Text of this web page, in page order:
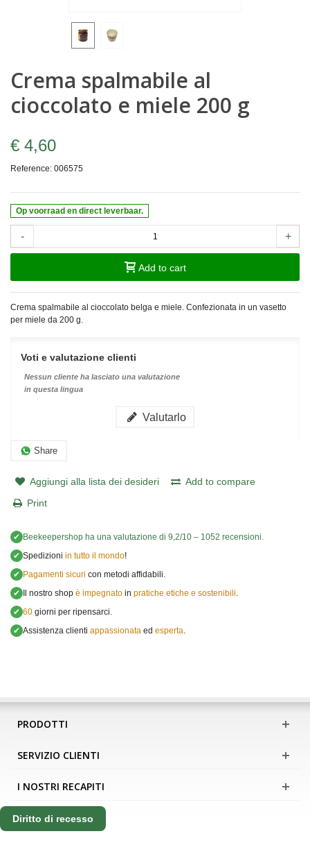
Crema spalmabile al
cioccolato e miele 200 g
€ 4,60
Reference: 006575
Op voorraad en direct leverbaar.
- +
Add to cart
Crema spalmabile al cioccolato belga e miele. Confezionata in un vasetto
per miele da 200 g.
Voti e valutazione clienti
Nessun cliente ha lasciato una valutazione
in questa lingua
Valutarlo
Share
Aggiungi alla lista dei desideri
Add to compare
Print
✔ Beekeepershop ha una valutazione di 9,2/10 – 1052 recensioni.
✔ Spedizioni in tutto il mondo!
✔ Pagamenti sicuri con metodi affidabili.
✔
Il nostro shop è impegnato in pratiche etiche e sostenibili.
✔ 60 giorni per ripensarci.
✔ Assistenza clienti appassionata ed esperta.
PRODOTTI
SERVIZIO CLIENTI
I NOSTRI RECAPITI
Diritto di recesso